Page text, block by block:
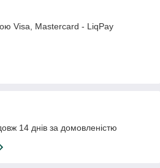
Visa, Mastercard - LiqPay
14 днів за домовленістю